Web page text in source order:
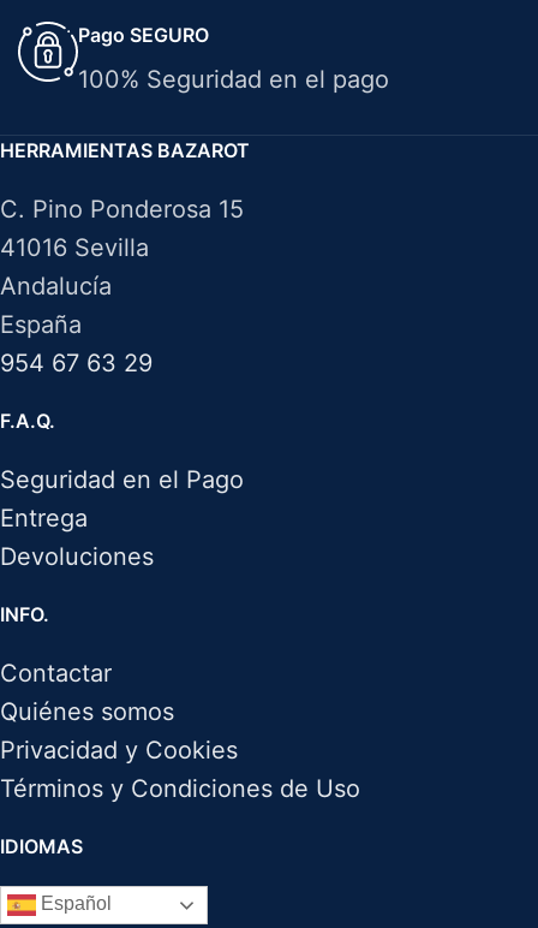
Pago SEGURO
100% Seguridad en el pago
HERRAMIENTAS BAZAROT
C. Pino Ponderosa 15
41016 Sevilla
Andalucía
España
954 67 63 29
F.A.Q.
Seguridad en el Pago
Entrega
Devoluciones
INFO.
Contactar
Quiénes somos
Privacidad y Cookies
Términos y Condiciones de Uso
IDIOMAS
Español